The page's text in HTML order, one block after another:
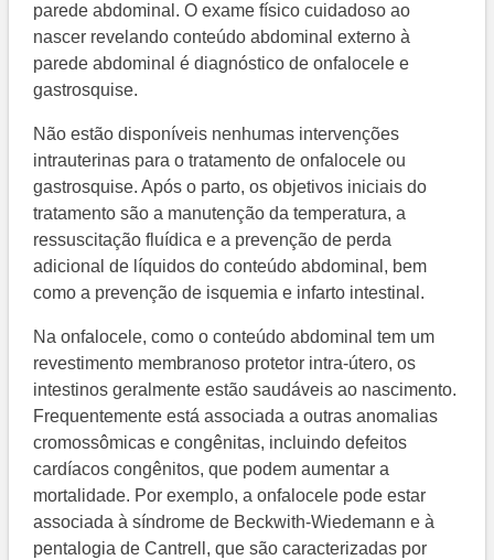
parede abdominal. O exame físico cuidadoso ao
nascer revelando conteúdo abdominal externo à
parede abdominal é diagnóstico de onfalocele e
gastrosquise.
Não estão disponíveis nenhumas intervenções
intrauterinas para o tratamento de onfalocele ou
gastrosquise. Após o parto, os objetivos iniciais do
tratamento são a manutenção da temperatura, a
ressuscitação fluídica e a prevenção de perda
adicional de líquidos do conteúdo abdominal, bem
como a prevenção de isquemia e infarto intestinal.
Na onfalocele, como o conteúdo abdominal tem um
revestimento membranoso protetor intra-útero, os
intestinos geralmente estão saudáveis ao nascimento.
Frequentemente está associada a outras anomalias
cromossômicas e congênitas, incluindo defeitos
cardíacos congênitos, que podem aumentar a
mortalidade. Por exemplo, a onfalocele pode estar
associada à síndrome de Beckwith-Wiedemann e à
pentalogia de Cantrell, que são caracterizadas por